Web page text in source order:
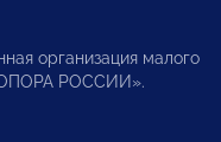
организация малого
РОССИИ».